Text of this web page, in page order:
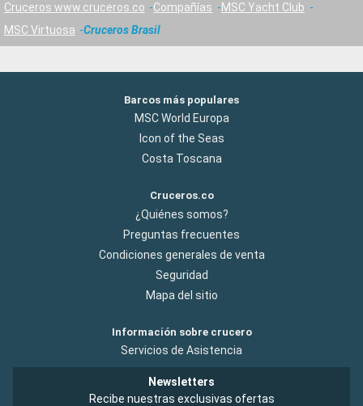
Cruceros www.cruceros.co Compañías
MSC Yacht Club
MSC Virtuosa
Cruceros Brasil
Barcos más populares
MSC World Europa
Icon of the Seas
Costa Toscana
Cruceros.co
¿Quiénes somos?
Preguntas frecuentes
Condiciones generales de venta
Seguridad
Mapa del sitio
Información sobre crucero
Servicios de Asistencia
Newsletters
Recibe nuestras exclusivas ofertas